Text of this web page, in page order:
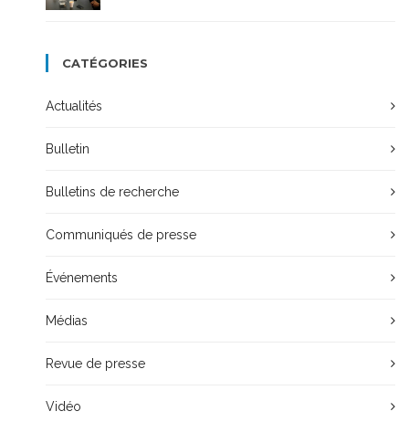
CATÉGORIES
Actualités
Bulletin
Bulletins de recherche
Communiqués de presse
Événements
Médias
Revue de presse
Vidéo